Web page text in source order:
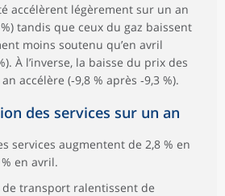
accélèrent légèrement sur un an
tandis que ceux du gaz baissent
moins soutenu qu’en avril
À l’inverse, la baisse du prix des
accélère (‑9,8 % après ‑9,3 %).
des services sur un an
services augmentent de 2,8 % en
en avril.
de transport ralentissent de